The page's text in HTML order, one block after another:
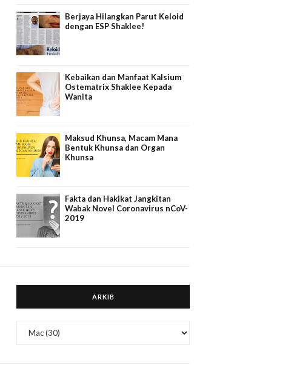
Berjaya Hilangkan Parut Keloid
dengan ESP Shaklee!
Kebaikan dan Manfaat Kalsium
Ostematrix Shaklee Kepada
Wanita
Maksud Khunsa, Macam Mana
Bentuk Khunsa dan Organ
Khunsa
Fakta dan Hakikat Jangkitan
Wabak Novel Coronavirus nCoV-
2019
ARKIB